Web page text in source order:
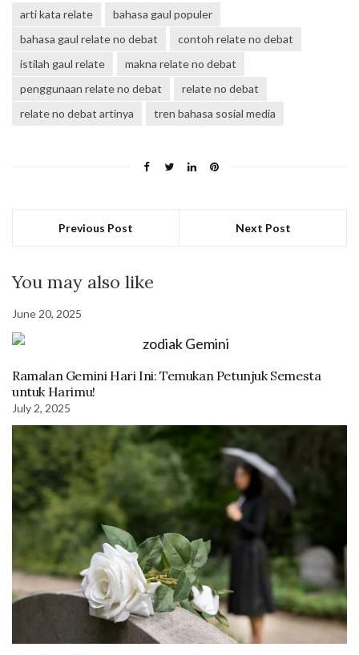
arti kata relate
bahasa gaul populer
bahasa gaul relate no debat
contoh relate no debat
istilah gaul relate
makna relate no debat
penggunaan relate no debat
relate no debat
relate no debat artinya
tren bahasa sosial media
Previous Post Next Post
You may also like
June 20, 2025
Ramalan Gemini Hari Ini: Temukan Petunjuk Semesta
untuk Harimu!
July 2, 2025